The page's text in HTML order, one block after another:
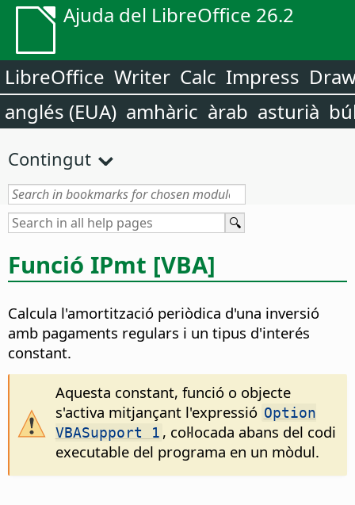
Ajuda del LibreOffice 26.2
LibreOffice Writer Calc Impress
anglés (EUA) amhàric àrab asturià
Contingut
Funció IPmt [VBA]
Calcula l'amortització periòdica d'una inversió
amb pagaments regulars i un tipus d'interés
constant.
Aquesta constant, funció o objecte
s'activa mitjançant l'expressió Option
VBASupport 1 , col·locada abans del codi
executable del programa en un mòdul.